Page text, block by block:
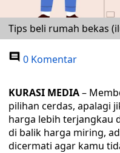
Tips beli rumah bekas
0 Komentar
KURASI MEDIA–
pilihan cerdas, apalagi
harga lebih terjangkau
di balik harga miring,
dicermati agar kamu